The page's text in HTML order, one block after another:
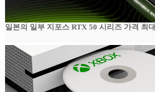
일본의 일부 지포스 RTX 50 시리즈 가격 최